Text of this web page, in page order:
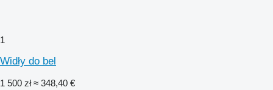
1
Widły do bel
1 500 zł ≈ 348,40 €